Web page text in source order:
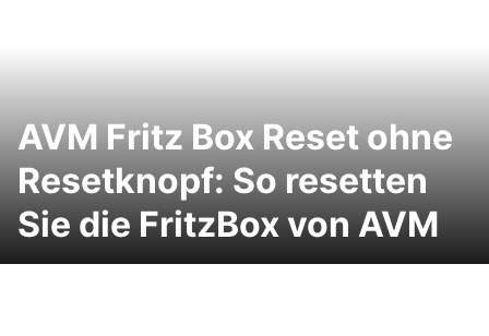
AVM Fritz Box Reset ohne
Resetknopf: So resetten
Sie die FritzBox von AVM